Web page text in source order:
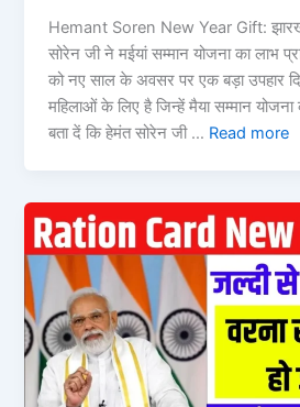
Hemant Soren New Year Gift:
सोरेन जी ने मईयां सम्मान योजना का लाभ
को नए साल के अवसर पर एक बड़ा उपहार
महिलाओं के लिए है जिन्हें मैया सम्मान योजना
बता दें कि हेमंत सोरेन जी … Read more